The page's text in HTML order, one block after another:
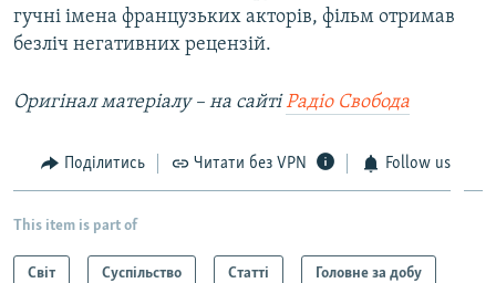
гучні імена французьких акторів, фільм отримав
безліч негативних рецензій.
Оригінал матеріалу – на сайтіРадіо Свобода
Поділитись Читати без VPN Follow us
This item is part of
Світ Суспільство Статті Головне за добу